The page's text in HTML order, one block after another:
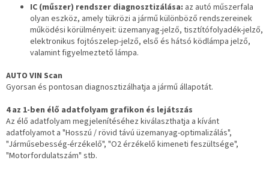
IC (műszer) rendszer diagnosztizálása: az autó műszerfala
olyan eszköz, amely tükrözi a jármű különböző rendszereinek
működési körülményeit: üzemanyag-jelző, tisztítófolyadék-jelző,
elektronikus fojtószelep-jelző, első és hátsó ködlámpa jelző,
valamint figyelmeztető lámpa.
AUTO VIN Scan
Gyorsan és pontosan diagnosztizálhatja a jármű állapotát.
4 az 1-ben élő adatfolyam grafikon és lejátszás
Az élő adatfolyam megjelenítéséhez kiválaszthatja a kívánt
adatfolyamot a "Hosszú / rövid távú üzemanyag-optimalizálás",
"Járműsebesség-érzékelő", "O2 érzékelő kimeneti feszültsége",
"Motorfordulatszám" stb.